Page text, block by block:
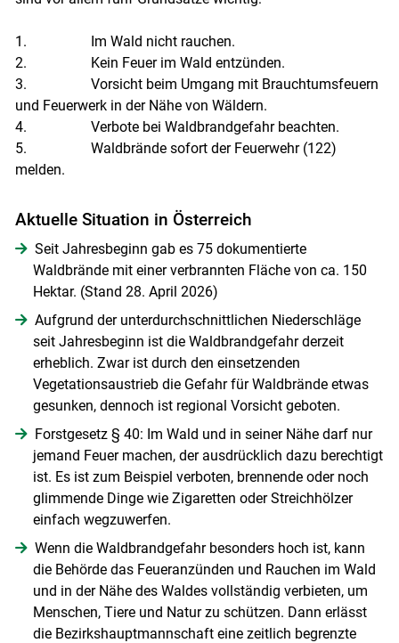
1. Im Wald nicht rauchen.
2. Kein Feuer im Wald entzünden.
3. Vorsicht beim Umgang mit Brauchtumsfeuern
und Feuerwerk in der Nähe von Wäldern.
4. Verbote bei Waldbrandgefahr beachten.
5. Waldbrände sofort der Feuerwehr (122)
melden.
Aktuelle Situation in Österreich
Seit Jahresbeginn gab es 75 dokumentierte
Waldbrände mit einer verbrannten Fläche von ca. 150
Hektar. (Stand 28. April 2026)
Aufgrund der unterdurchschnittlichen Niederschläge
seit Jahresbeginn ist die Waldbrandgefahr derzeit
erheblich. Zwar ist durch den einsetzenden
Vegetationsaustrieb die Gefahr für Waldbrände etwas
gesunken, dennoch ist regional Vorsicht geboten.
Forstgesetz § 40: Im Wald und in seiner Nähe darf nur
jemand Feuer machen, der ausdrücklich dazu berechtigt
ist. Es ist zum Beispiel verboten, brennende oder noch
glimmende Dinge wie Zigaretten oder Streichhölzer
einfach wegzuwerfen.
Wenn die Waldbrandgefahr besonders hoch ist, kann
die Behörde das Feueranzünden und Rauchen im Wald
und in der Nähe des Waldes vollständig verbieten, um
Menschen, Tiere und Natur zu schützen. Dann erlässt
die Bezirkshauptmannschaft eine zeitlich begrenzte